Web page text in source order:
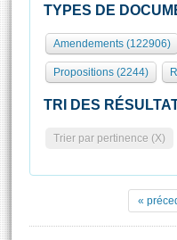
Présidence
577 députés
Groupes politiques
Séance publique
Commissions et
Europe et
Pétitions
Rôle et pouvoirs de
Organisation de
Présidence
Statistiques et
Documents de
( Constitution |
Visiter l'Assemblée
Visite virtuelle du
Assister à une
La Bibliothèque
TYPES DE
Amendements (122906)
Propositions (2244)
TRI DES
Trier par pertinence (X)
«